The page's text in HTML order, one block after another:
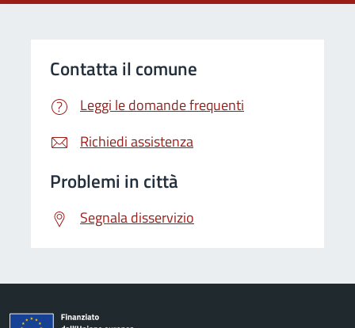
Contatta il comune
Leggi le domande frequenti
Richiedi assistenza
Problemi in città
Segnala disservizio